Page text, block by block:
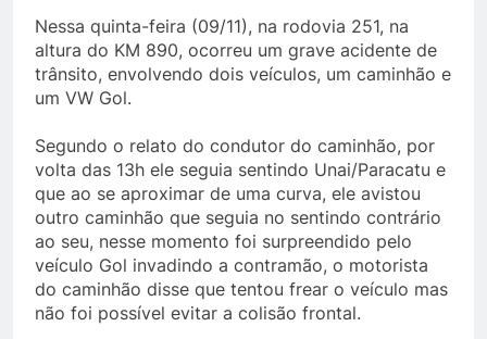
Nessa quinta-feira (09/11), na rodovia 251, na
altura do KM 890, ocorreu um grave acidente de
trânsito, envolvendo dois veículos, um caminhão e
um VW Gol.
Segundo o relato do condutor do caminhão, por
volta das 13h ele seguia sentindo Unai/Paracatu e
que ao se aproximar de uma curva, ele avistou
outro caminhão que seguia no sentindo contrário
ao seu, nesse momento foi surpreendido pelo
veículo Gol invadindo a contramão, o motorista
do caminhão disse que tentou frear o veículo mas
não foi possível evitar a colisão frontal.